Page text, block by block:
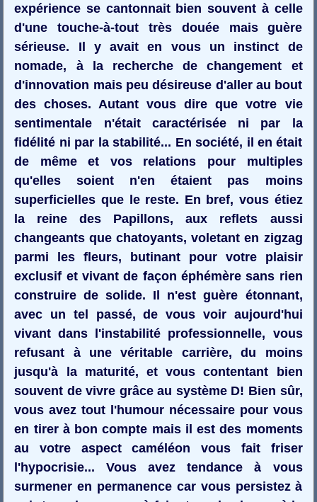
expérience se cantonnait bien souvent à celle
d'une touche-à-tout très douée mais guère
sérieuse. Il y avait en vous un instinct de
nomade, à la recherche de changement et
d'innovation mais peu désireuse d'aller au bout
des choses. Autant vous dire que votre vie
sentimentale n'était caractérisée ni par la
fidélité ni par la stabilité... En société, il en était
de même et vos relations pour multiples
qu'elles soient n'en étaient pas moins
superficielles que le reste. En bref, vous étiez
la reine des Papillons, aux reflets aussi
changeants que chatoyants, voletant en zigzag
parmi les fleurs, butinant pour votre plaisir
exclusif et vivant de façon éphémère sans rien
construire de solide. Il n'est guère étonnant,
avec un tel passé, de vous voir aujourd'hui
vivant dans l'instabilité professionnelle, vous
refusant à une véritable carrière, du moins
jusqu'à la maturité, et vous contentant bien
souvent de vivre grâce au système D! Bien sûr,
vous avez tout l'humour nécessaire pour vous
en tirer à bon compte mais il est des moments
au votre aspect caméléon vous fait friser
l'hypocrisie... Vous avez tendance à vous
surmener en permanence car vous persistez à